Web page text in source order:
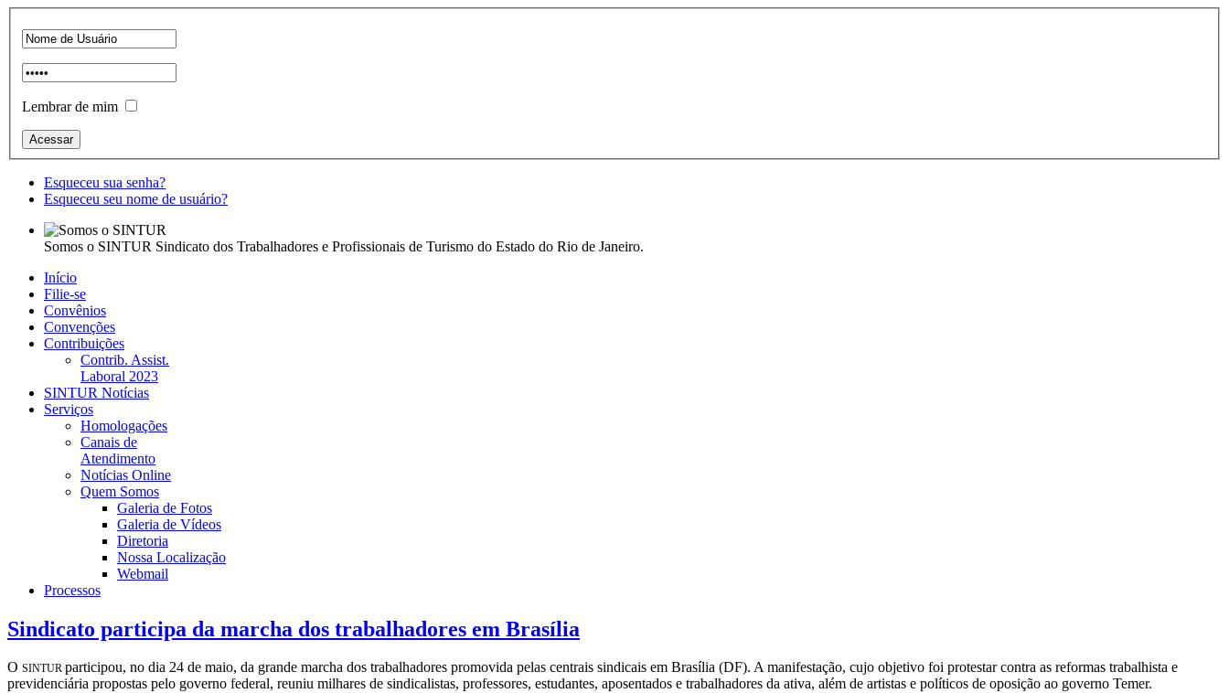
Lembrar de mim
Esqueceu sua senha?
Esqueceu seu nome de usuário?
Somos o SINTUR Sindicato dos Trabalhadores e Profissionais de Turismo do Estado do Rio de Janeiro.
Início
Filie-se
Convênios
Convenções
Contribuições
Contrib. Assist.
Laboral 2023
SINTUR Notícias
Serviços
Homologações
Canais de
Atendimento
Notícias Online
Quem Somos
Galeria de Fotos
Galeria de Vídeos
Diretoria
Nossa Localização
Webmail
Processos
Sindicato participa da marcha dos trabalhadores em Brasília
O SINTUR participou, no dia 24 de maio, da grande marcha dos trabalhadores promovida pelas centrais sindicais em Brasília (DF). A manifestação, cujo objetivo foi protestar contra as reformas trabalhista e
previdenciária propostas pelo governo federal, reuniu milhares de sindicalistas, professores, estudantes, aposentados e trabalhadores da ativa, além de artistas e políticos de oposição ao governo Temer.